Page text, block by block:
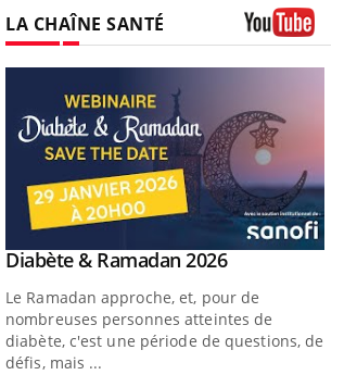
LA CHAÎNE SANTÉ
Youtube
Diabète & Ramadan 2026Youtube
Le Ramadan approche, et, pour de
nombreuses personnes atteintes de
diabète, c'est une période de questions, de
défis, mais ...